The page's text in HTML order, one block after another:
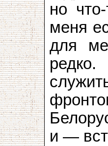
но
меня
для
и —